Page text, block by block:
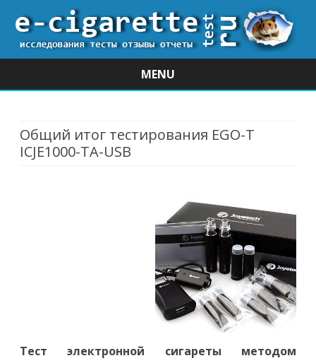
MENU
Общий итог тестирования EGO-T
ICJE1000-TA-USB
Тест электронной сигареты методом